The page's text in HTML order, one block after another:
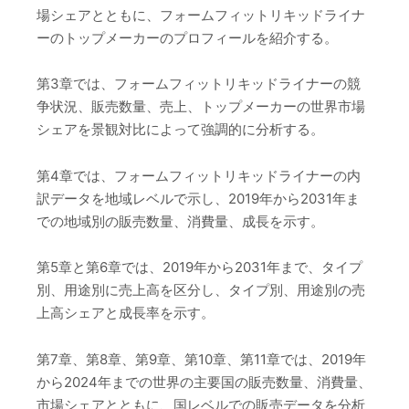
場シェアとともに、フォームフィットリキッドライナ
ーのトップメーカーのプロフィールを紹介する。
第3章では、フォームフィットリキッドライナーの競
争状況、販売数量、売上、トップメーカーの世界市場
シェアを景観対比によって強調的に分析する。
第4章では、フォームフィットリキッドライナーの内
訳データを地域レベルで示し、2019年から2031年ま
での地域別の販売数量、消費量、成長を示す。
第5章と第6章では、2019年から2031年まで、タイプ
別、用途別に売上高を区分し、タイプ別、用途別の売
上高シェアと成長率を示す。
第7章、第8章、第9章、第10章、第11章では、2019年
から2024年までの世界の主要国の販売数量、消費量、
市場シェアとともに、国レベルでの販売データを分析